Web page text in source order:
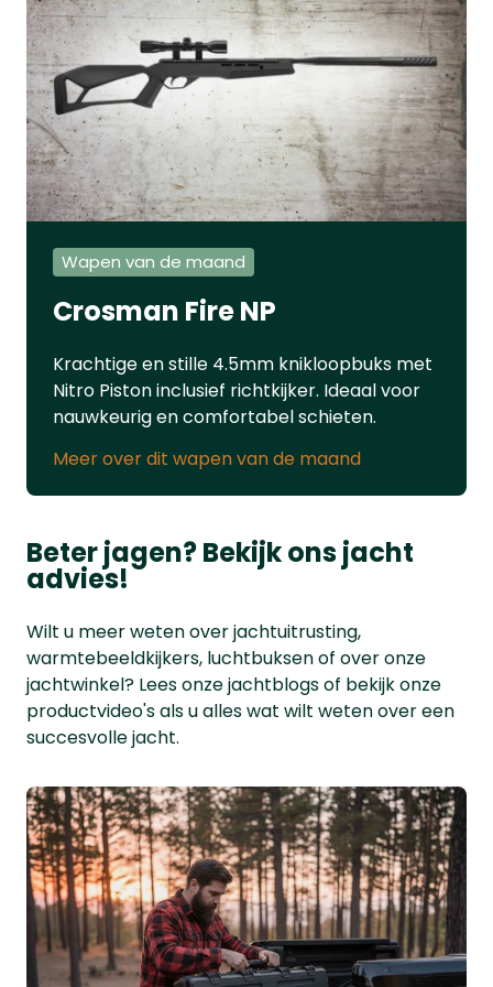
VESTAModel: PDW50 20J - Dutch
VersionSysteem: CO2Kaliber
.50Gewicht: 700 gramLengte: 22
cmMagazijn: JaVeiligheid: JaJoule: 19,9
JouleMontage Rail: NeeDe Vesta
Sentinel is ook verkrijgbaar als
onderdeel van een complete Vesta
Krachtset. Deze set bevat zorgvuldig
geselecteerde producten waarmee u
de maximale kracht uit het pistool
haalt. Bekijk hier ons hele assortiment
luchtpistolen.
Wapen van de maand
Crosman Fire NP
Krachtige en stille 4.5mm knikloopbuks met
Nitro Piston inclusief richtkijker. Ideaal voor
nauwkeurig en comfortabel schieten.
Meer over dit wapen van de maand
Beter jagen? Bekijk ons jacht
advies!
Wilt u meer weten over jachtuitrusting,
warmtebeeldkijkers, luchtbuksen of over onze
jachtwinkel? Lees onze jachtblogs of bekijk onze
productvideo's als u alles wat wilt weten over een
succesvolle jacht.